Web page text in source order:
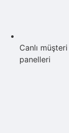
Canlı
panelleri